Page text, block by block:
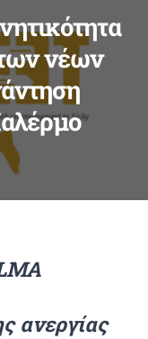
νέων
ανεργίας